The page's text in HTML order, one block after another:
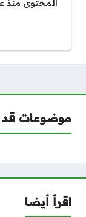
موضوعات
اقرأ أيضا